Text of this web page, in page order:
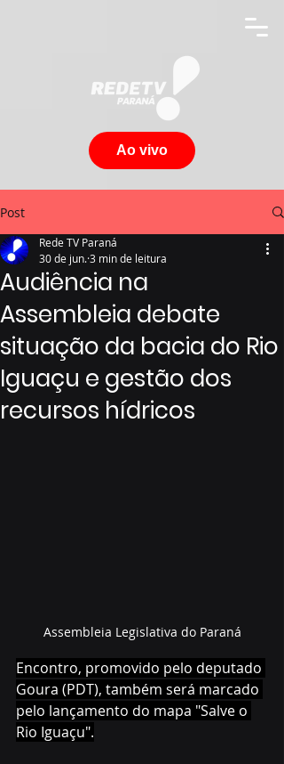
Ao vivo
Post
Audiência na
Assembleia debate
situação da bacia do Rio
Iguaçu e gestão dos
recursos hídricos
Rede TV Paraná
30 de jun.3 min de leitura
Assembleia Legislativa do Paraná
Encontro, promovido pelo deputado
Goura (PDT), também será marcado
pelo lançamento do mapa "Salve o
Rio Iguaçu".